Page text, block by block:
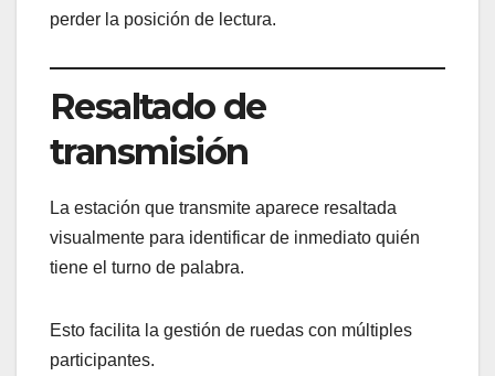
perder la posición de lectura.
Resaltado de
transmisión
La estación que transmite aparece resaltada
visualmente para identificar de inmediato quién
tiene el turno de palabra.
Esto facilita la gestión de ruedas con múltiples
participantes.